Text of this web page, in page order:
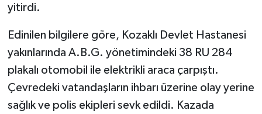
yitirdi.
Edinilen bilgilere göre, Kozaklı Devlet Hastanesi
yakınlarında A.B.G. yönetimindeki 38 RU 284
plakalı otomobil ile elektrikli araca çarpıştı.
Çevredeki vatandaşların ihbarı üzerine olay yerine
sağlık ve polis ekipleri sevk edildi. Kazada